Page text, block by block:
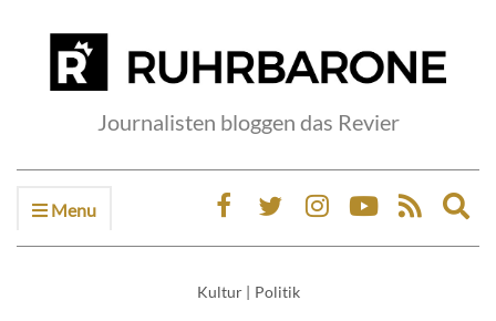
Journalisten bloggen das Revier
Menu
Kultur | Politik